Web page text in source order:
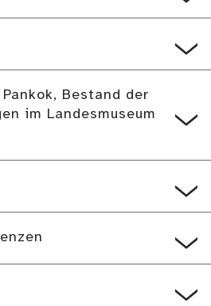
Bestand der
im Landesmuseum